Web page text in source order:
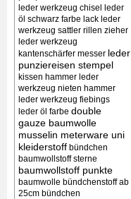
leder werkzeug chisel
leder
öl schwarz farbe lack leder
werkzeug sattler rillen zieher
leder werkzeug
kantenschärfer messer leder
punziereisen stempel
kissen hammer leder
werkzeug nieten hammer
leder werkzeug fiebings
leder öl farbe double
gauze baumwolle
musselin meterware uni
kleiderstoff bündchen
baumwollstoff sterne
baumwollstoff punkte
baumwolle bündchenstoff ab
25cm bündchen